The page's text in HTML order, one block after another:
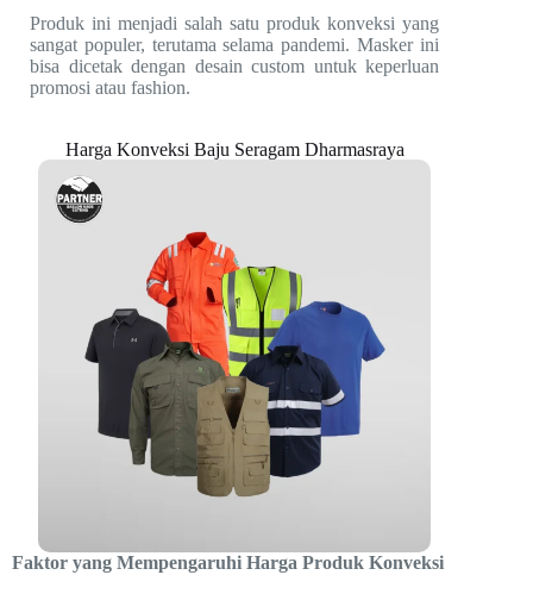
Produk ini menjadi salah satu produk konveksi yang
sangat populer, terutama selama pandemi. Masker ini
bisa dicetak dengan desain custom untuk keperluan
promosi atau fashion.
Harga Konveksi Baju Seragam Dharmasraya
Faktor yang Mempengaruhi Harga Produk Konveksi